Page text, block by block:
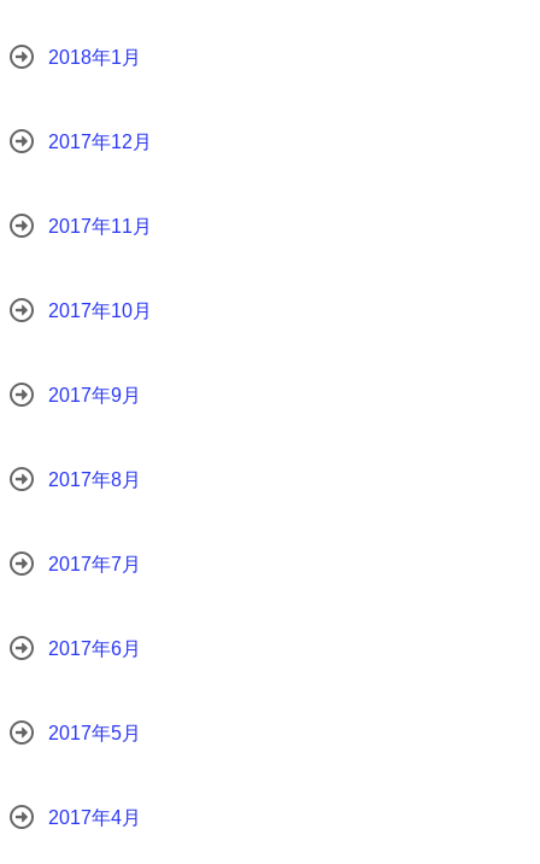
2018年1月
2017年12月
2017年11月
2017年10月
2017年9月
2017年8月
2017年7月
2017年6月
2017年5月
2017年4月